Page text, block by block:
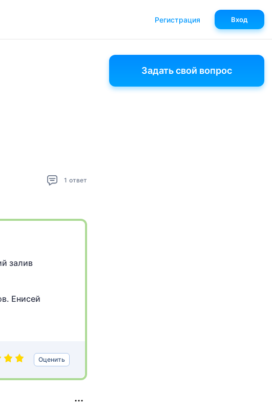
1 ответ
залив
Енисей
Оценить
Задать свой вопрос
Регистрация Вход